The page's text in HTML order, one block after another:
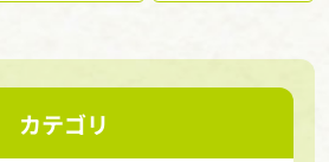
カテゴリ